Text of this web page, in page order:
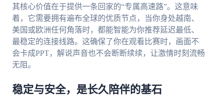
其核心价值在于提供一条回家的“专属高速路”。这意味
着，它需要拥有遍布全球的优质节点，当你身处越南、
美国或欧洲任何角落时，都能智能为你推荐延迟最低、
最稳定的连接线路。这确保了你在观看比赛时，画面不
会卡成PPT，解说声音也不会断断续续，让激情时刻流畅
无阻。
稳定与安全，是长久陪伴的基石